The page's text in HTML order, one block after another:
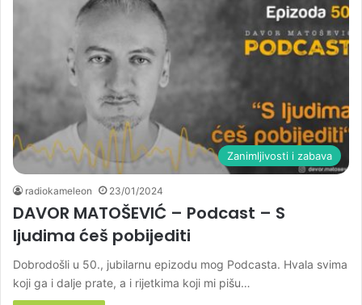
Zanimljivosti i zabava
radiokameleon 23/01/2024
DAVOR MATOŠEVIĆ – Podcast – S
ljudima ćeš pobijediti
Dobrodošli u 50., jubilarnu epizodu mog Podcasta. Hvala svima
koji ga i dalje prate, a i rijetkima koji mi pišu…